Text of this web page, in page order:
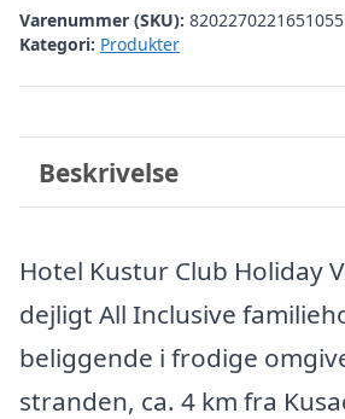
Varenummer (SKU):
Kategori: Produkter
Beskrivelse
Hotel Kustur Club Holiday
dejligt All Inclusive
beliggende i frodige
stranden, ca. 4 km fra